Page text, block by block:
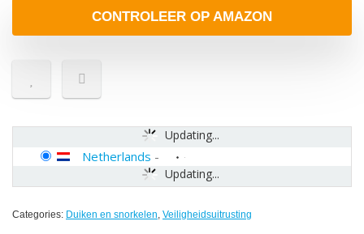
CONTROLEER OP AMAZON
Updating...
Updating...
Netherlands -
Categories: Duiken en snorkelen, Veiligheidsuitrusting